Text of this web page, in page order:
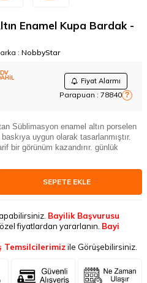
Enamel Kupa Bardak -
: NobbyStar
Fiyat Alarmı
Parapuan : 78840 ?
Süblimasyon enamel altın porselen
uygun olarak tasarlanmıştır.
bir görünüm kazandırır. günlük
SEPETE EKLE
Bayilik Başvurusu
fiyatlardan yararlanın. Bayi
Temsilcilerimizile Görüşebilirsiniz.